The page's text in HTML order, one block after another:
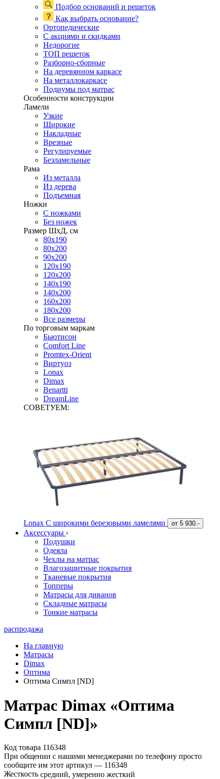
Подбор оснований и решеток
Как выбрать основание?
Ортопедические
С акциями и скидками
Недорогие
ТОП решеток
Разборно-сборные
На деревянном каркасе
На металлокаркасе
Подиумы под матрас
Особенности конструкции
Ламели
Узкие
Широкие
Накладные
Врезные
Регулируемые
Безламельные
Рама
Из металла
Из дерева
Подъемная
Ножки
С ножками
Без ножек
Размер ШхД, см
80х190
80х200
90х200
120х190
120х200
140х190
140х200
160х200
180х200
Все размеры
По торговым маркам
Бьютисон
Comfort Line
Promtex-Orient
Виртуоз
Lonax
Dimax
Benartti
DreamLine
СОВЕТУЕМ:
Lonax С широкими березовыми ламелями от 5 930.-
Аксессуары ›
Подушки
Одеяла
Чехлы на матрас
Влагозащитные покрытия
Тканевые покрытия
Топперы
Матрасы для диванов
Складные матрасы
Тонкие матрасы
распродажа
На главную
Матрасы
Dimax
Оптима
Оптима Симпл [ND]
Матрас Dimax «Оптима
Симпл [ND]»
Код товара 116348
При общении с нашими менеджерами по телефону просто
сообщите им этот артикул — 116348
Жесткость средний, умеренно жесткий